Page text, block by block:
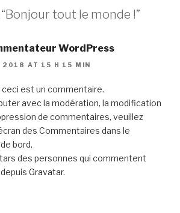
tout le monde !”
WordPress
2018 AT 15 H 15 MIN
ceci est un commentaire.
avec la modération, la modification
de commentaires, veuillez
des Commentaires dans le
bord.
des personnes qui commentent
Gravatar.